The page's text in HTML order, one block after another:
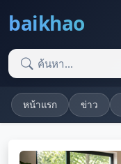
baikhao
หน้าแรก ข่าว